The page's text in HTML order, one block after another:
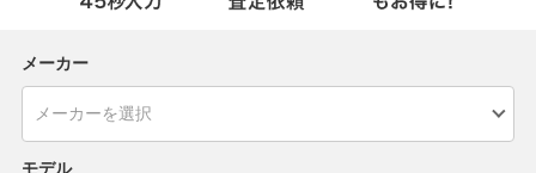
メーカー
モデル